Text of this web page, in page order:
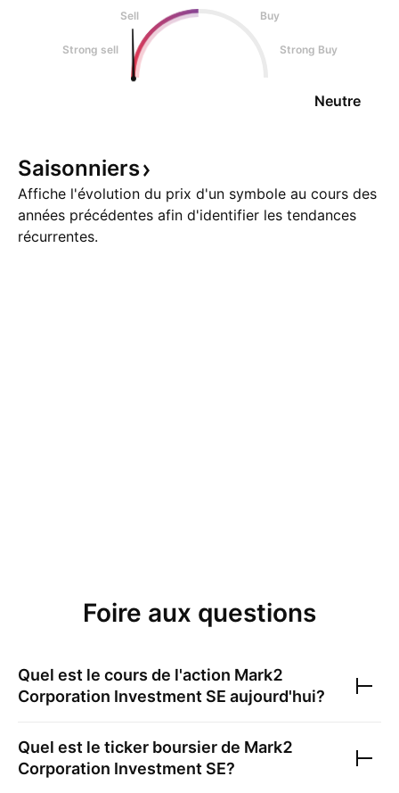
Sell
Buy
Strong sell Strong Buy
Neutre
Saisonniers
Affiche l'évolution du prix d'un symbole au cours des
années précédentes afin d'identifier les tendances
récurrentes.
Foire aux questions
Quel est le cours de l'action Mark2
Corporation Investment SE aujourd'hui?
Quel est le ticker boursier de Mark2
Corporation Investment SE?